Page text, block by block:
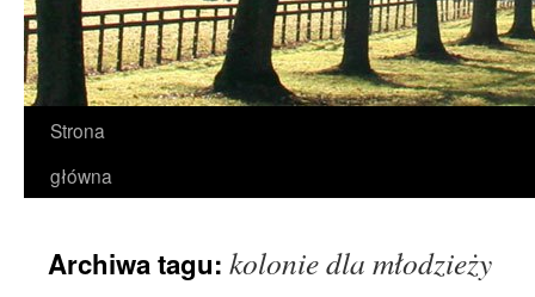
Strona
główna
Archiwa tagu: kolonie dla młodzieży